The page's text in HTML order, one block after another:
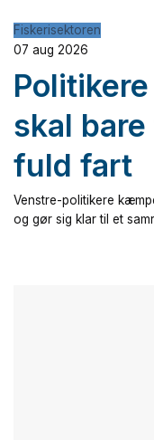
Fiskerisektoren
07 aug 2026
skal
fuld fart
Venstre-politikere
og gør sig klar til et